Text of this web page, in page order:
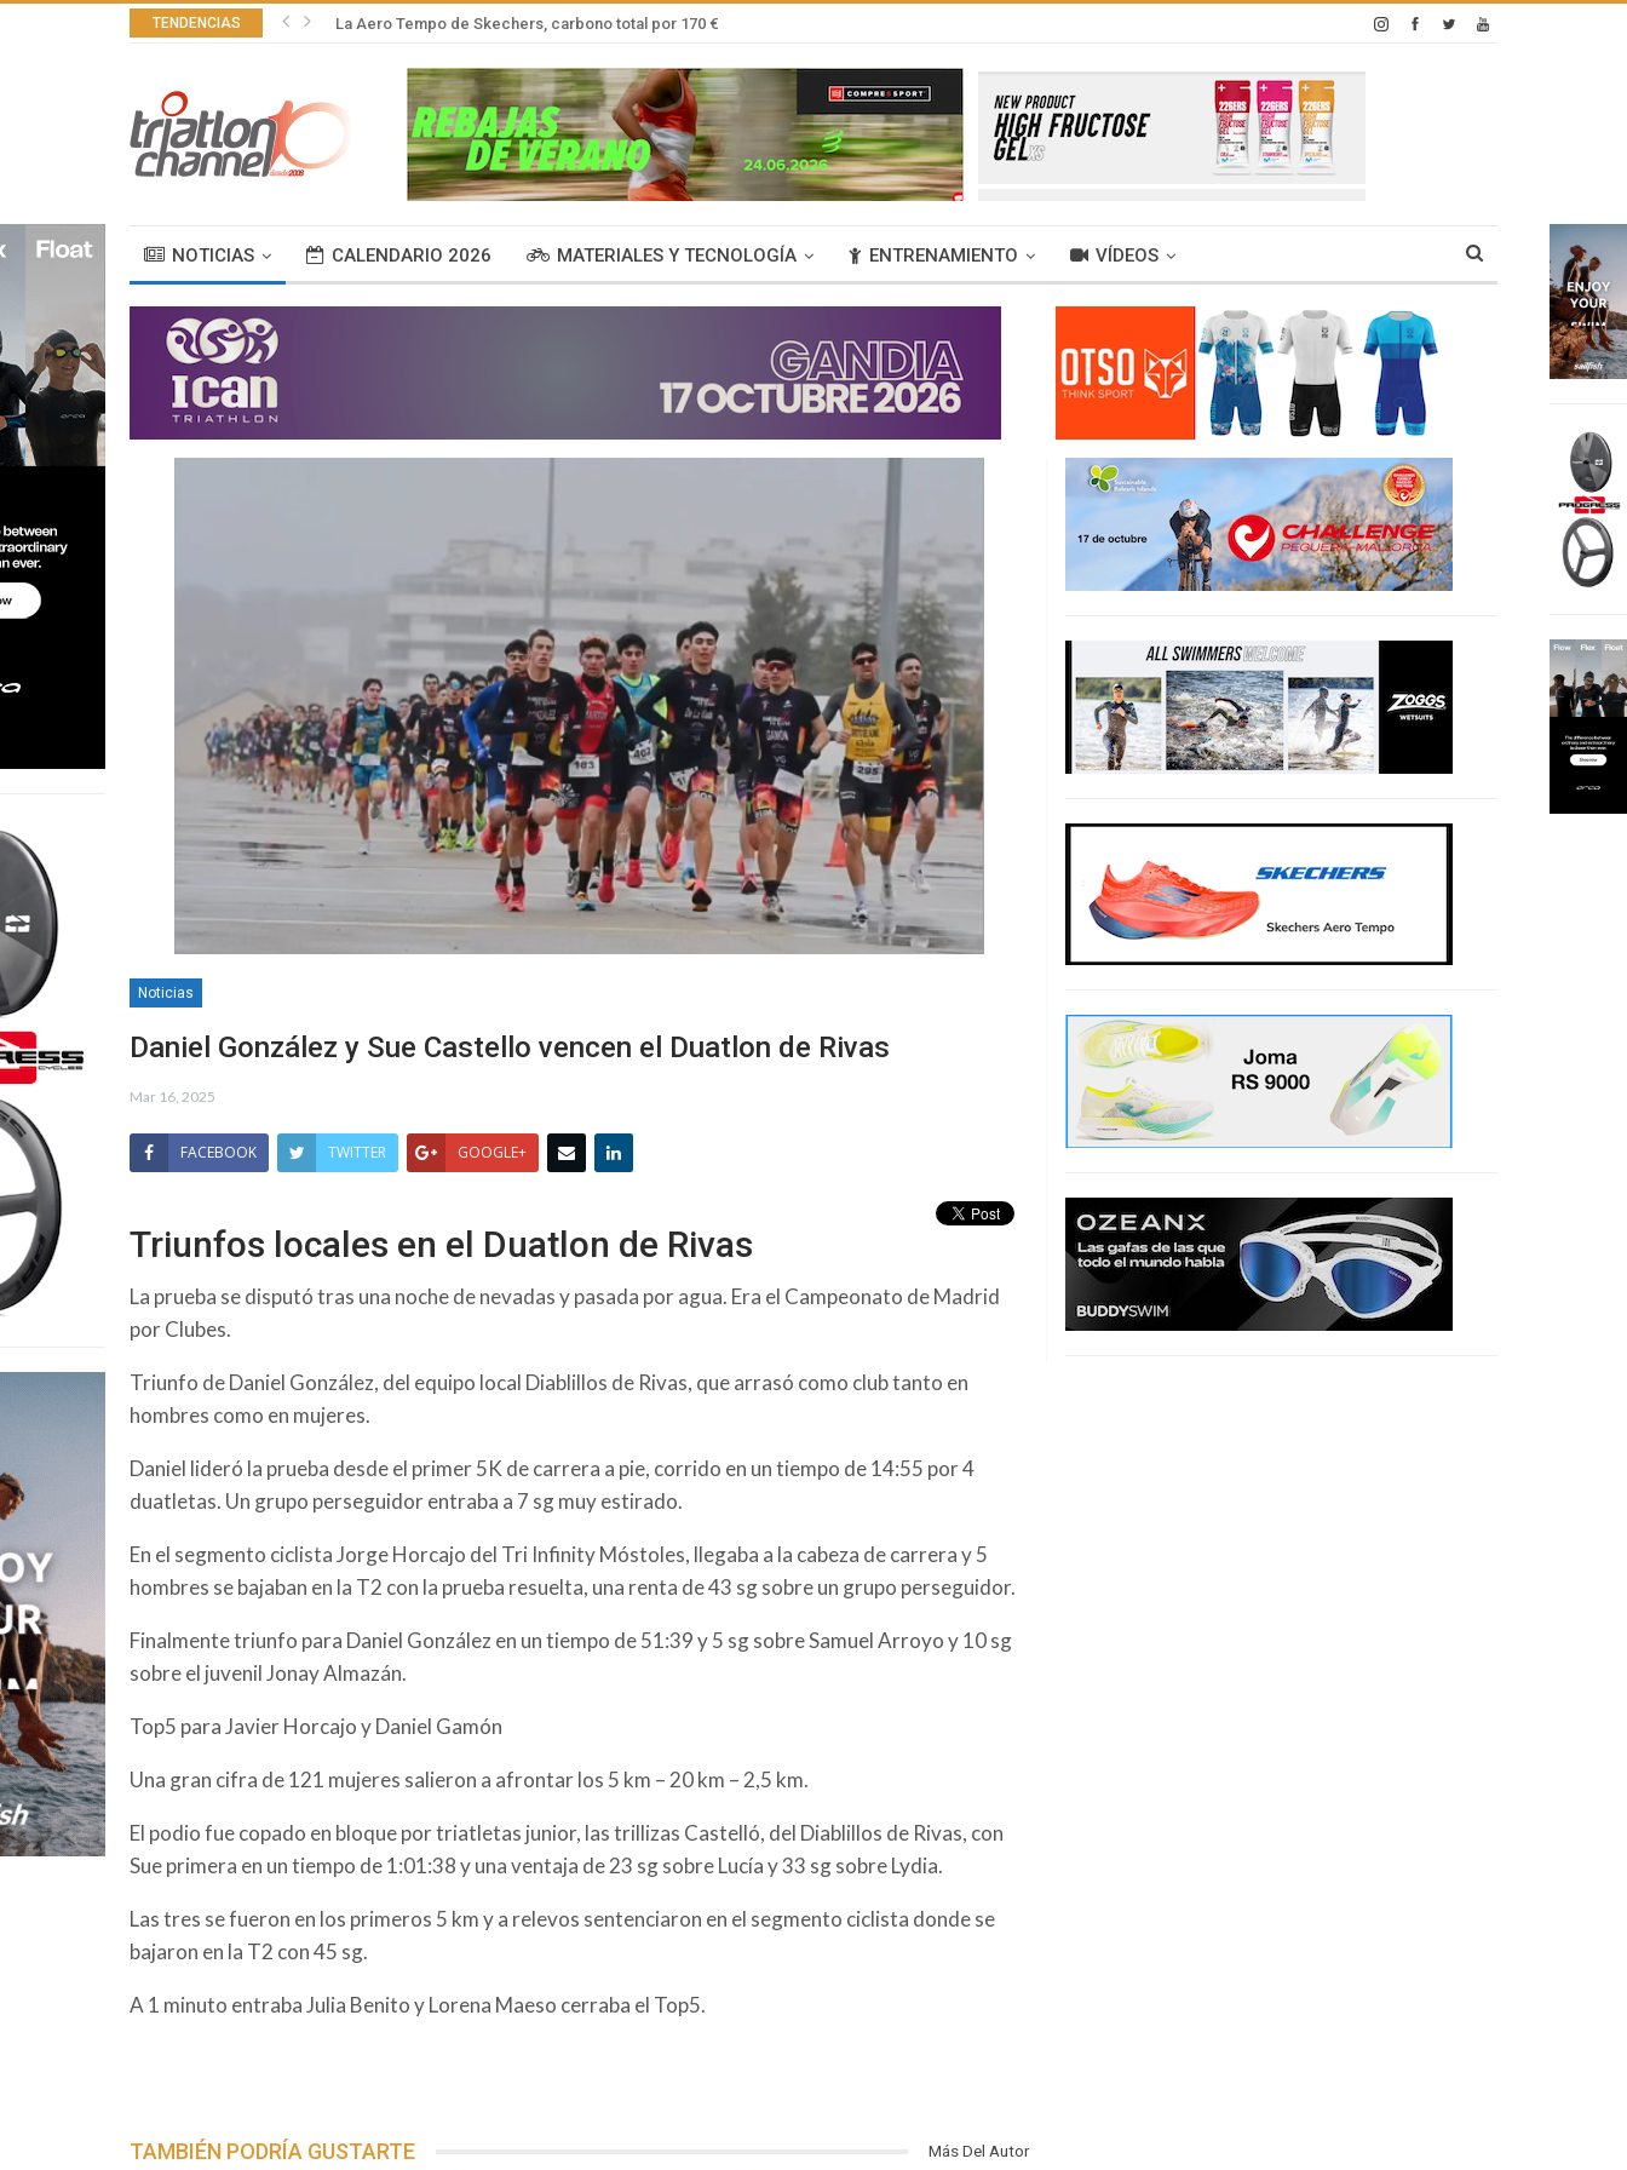
TENDENCIAS La Aero Tempo de Skechers, carbono total por 170 €
NOTICIAS CALENDARIO 2026 MATERIALES Y TECNOLOGÍA ENTRENAMIENTO VÍDEOS
Noticias
Daniel González y Sue Castello vencen el Duatlon de Rivas
Mar 16, 2025
FACEBOOK TWITTER GOOGLE+
Triunfos locales en el Duatlon de Rivas
La prueba se disputó tras una noche de nevadas y pasada por agua. Era el Campeonato de Madrid
por Clubes.
Triunfo de Daniel González, del equipo local Diablillos de Rivas, que arrasó como club tanto en
hombres como en mujeres.
Daniel lideró la prueba desde el primer 5K de carrera a pie, corrido en un tiempo de 14:55 por 4
duatletas. Un grupo perseguidor entraba a 7 sg muy estirado.
En el segmento ciclista Jorge Horcajo del Tri Infinity Móstoles, llegaba a la cabeza de carrera y 5
hombres se bajaban en la T2 con la prueba resuelta, una renta de 43 sg sobre un grupo perseguidor.
Finalmente triunfo para Daniel González en un tiempo de 51:39 y 5 sg sobre Samuel Arroyo y 10 sg
sobre el juvenil Jonay Almazán.
Top5 para Javier Horcajo y Daniel Gamón
Una gran cifra de 121 mujeres salieron a afrontar los 5 km – 20 km – 2,5 km.
El podio fue copado en bloque por triatletas junior, las trillizas Castelló, del Diablillos de Rivas, con
Sue primera en un tiempo de 1:01:38 y una ventaja de 23 sg sobre Lucía y 33 sg sobre Lydia.
Las tres se fueron en los primeros 5 km y a relevos sentenciaron en el segmento ciclista donde se
bajaron en la T2 con 45 sg.
A 1 minuto entraba Julia Benito y Lorena Maeso cerraba el Top5.
TAMBIÉN PODRÍA GUSTARTE Más Del Autor